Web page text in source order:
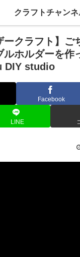
ークラフト】ご
ルホルダーを作
DIY studio
Facebook
LINE
クラフトチャンネ